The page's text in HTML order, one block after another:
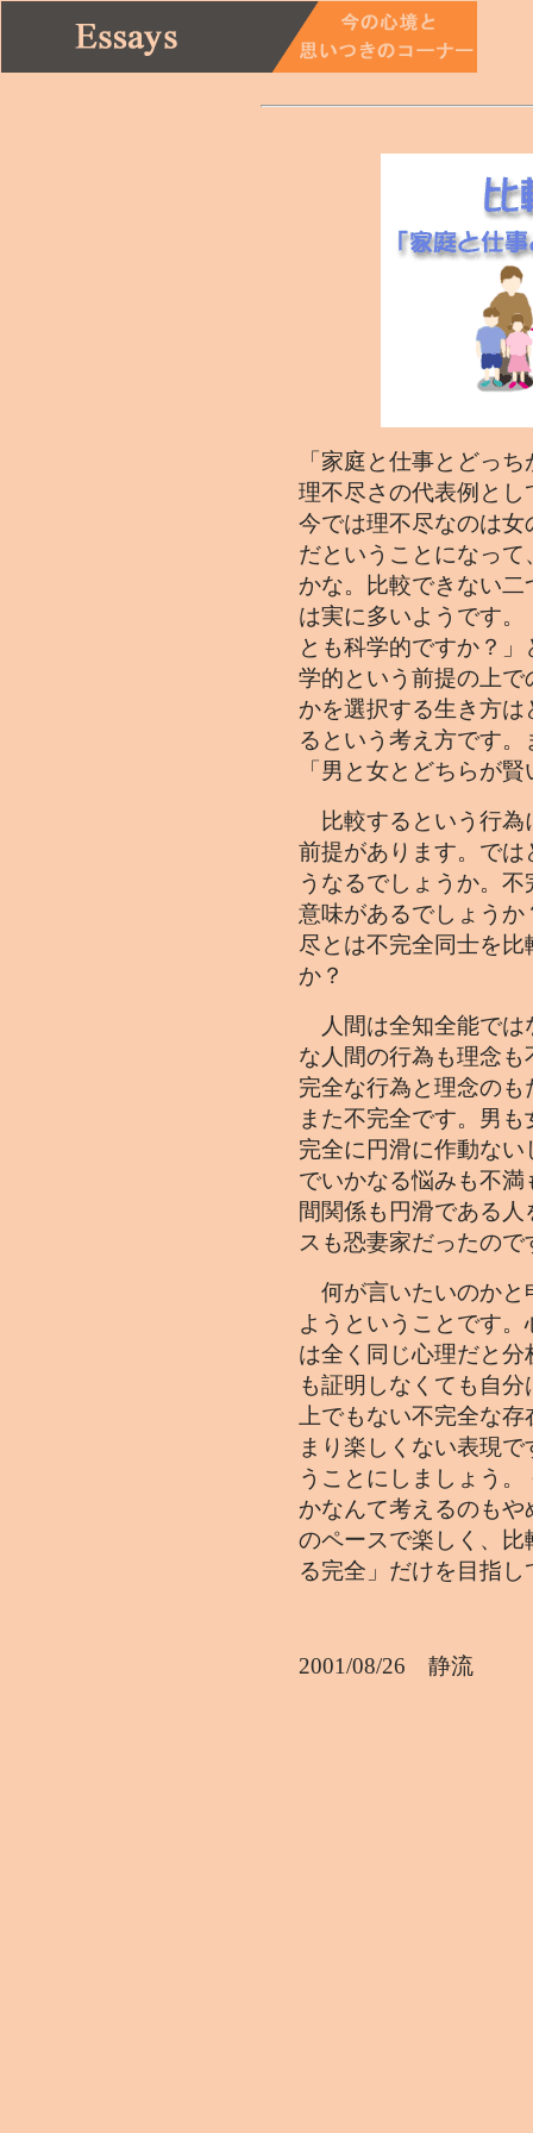
「家庭と仕事とどっ
理不尽さの代表例と
今では理不尽なのは
だということになっ
かな。比較できない
は実に多いようです
とも科学的ですか？
学的という前提の上
かを選択する生き方
るという考え方です
「男と女とどちらが
比較するという行為
前提があります。で
うなるでしょうか。
意味があるでしょう
尽とは不完全同士を
か？
人間は全知全能では
な人間の行為も理念
完全な行為と理念の
また不完全です。男
完全に円滑に作動な
でいかなる悩みも不
間関係も円滑である
スも恐妻家だったので
何が言いたいのかと
ようということです
は全く同じ心理だと
も証明しなくても自
上でもない不完全な
まり楽しくない表現
うことにしましょう
かなんて考えるのも
のペースで楽しく、
る完全」だけを目指
2001/08/26 静流